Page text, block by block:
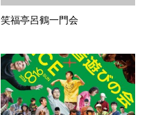
笑福亭呂鶴一門会